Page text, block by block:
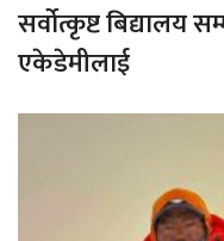
सर्वोत्कृष्ट बिद्यालय
एकेडेमीलाई